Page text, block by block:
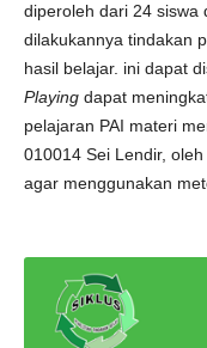
diperoleh dari 24 siswa
dilakukannya tindakan
hasil belajar. ini dapat
Playingdapat
pelajaran PAI materi
010014 Sei Lendir,
agar menggunakan